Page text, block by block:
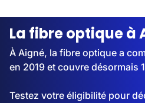
Streaming
La fibre optique à
À Aigné, la fibre optique a
en 2019 et couvre désormais
Testez votre éligibilité pour